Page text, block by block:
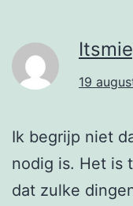
19
Ik begrijp niet
nodig is. Het is
dat zulke